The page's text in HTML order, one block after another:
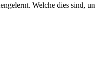
Welche dies sind,